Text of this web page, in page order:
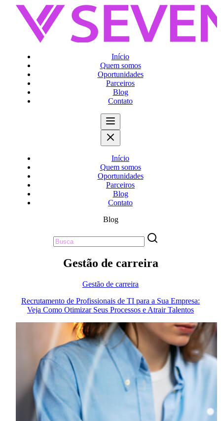
Início
Quem somos
Oportunidades
Parceiros
Blog
Contato
Início
Quem somos
Oportunidades
Parceiros
Blog
Contato
Blog
Gestão de carreira
Gestão de carreira
Recrutamento de Profissionais de TI para a Sua Empresa:
Veja Como Otimizar Seus Processos e Atrair Talentos